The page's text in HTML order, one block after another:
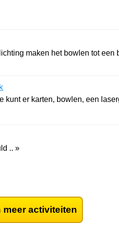
maken het bowlen tot een
kunt er karten, bowlen, een
.. »
meer activiteiten